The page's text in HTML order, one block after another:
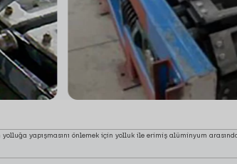
yolluğa yapışmasını önlemek için yolluk ile erimiş alüminyum